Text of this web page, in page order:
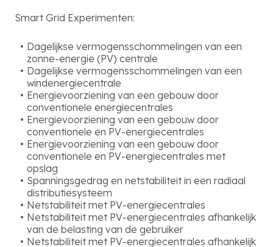
Smart Grid Experimenten:
Dagelijkse vermogensschommelingen van een
zonne-energie (PV) centrale
Dagelijkse vermogensschommelingen van een
windenergiecentrale
Energievoorziening van een gebouw door
conventionele energiecentrales
Energievoorziening van een gebouw door
conventionele en PV-energiecentrales
Energievoorziening van een gebouw door
conventionele en PV-energiecentrales met
opslag
Spanningsgedrag en netstabiliteit in een radiaal
distributiesysteem
Netstabiliteit met PV-energiecentrales
Netstabiliteit met PV-energiecentrales afhankelijk
van de belasting van de gebruiker
Netstabiliteit met PV-energiecentrales afhankelijk